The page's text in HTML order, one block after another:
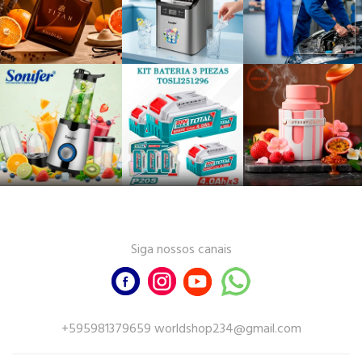
Siga nossos canais
+595981379659 worldshop234@gmail.com